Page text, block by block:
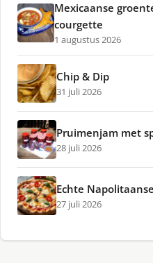
Mexicaanse
courgette
1 augustus 2026
Chip & Dip
31 juli 2026
Pruimenjam met
28 juli 2026
Echte
27 juli 2026